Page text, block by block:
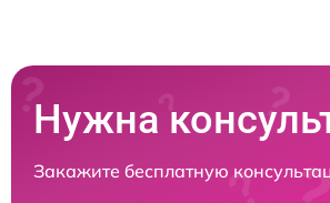
Нужна
Закажите бесплатную